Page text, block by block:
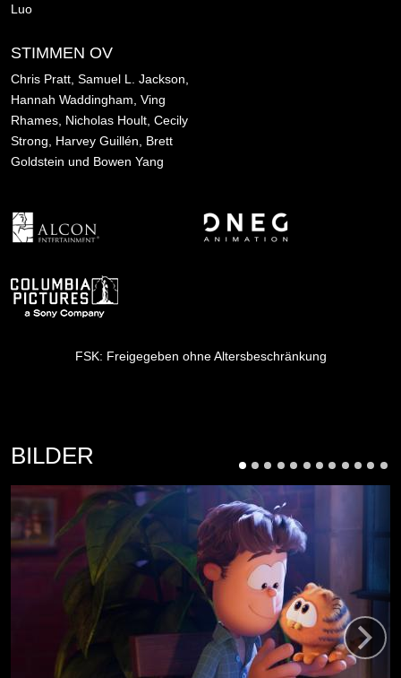
Luo
STIMMEN OV
Chris Pratt, Samuel L. Jackson,
Hannah Waddingham, Ving
Rhames, Nicholas Hoult, Cecily
Strong, Harvey Guillén, Brett
Goldstein und Bowen Yang
Bild
FSK: Freigegeben ohne Altersbeschränkung
BILDER